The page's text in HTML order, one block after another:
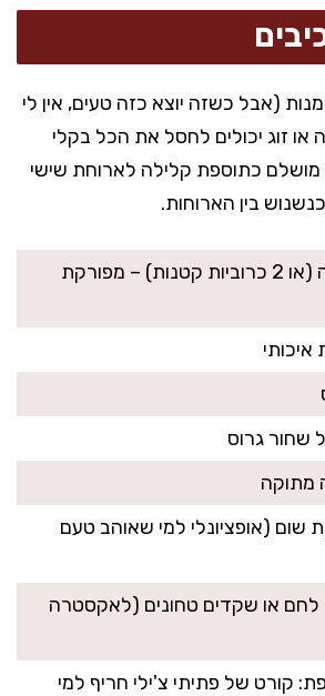
המתכון מספיק ל-4 מנות (אבל כשזה יוצא כזה טעים, אין לי
זוג יכולים לחסל את הכל בקלי
מושלם כתוספת קלילה לארוחת שישי
בין הארוחות.
1 כרובית גדולה (או 2 כרוביות קטנות) – מפורקת
שום (אופציונלי למי שאוהב טעם
לחם או שקדים טחונים (לאקסטרה
קורט של פתיתי צ'ילי חריף למי